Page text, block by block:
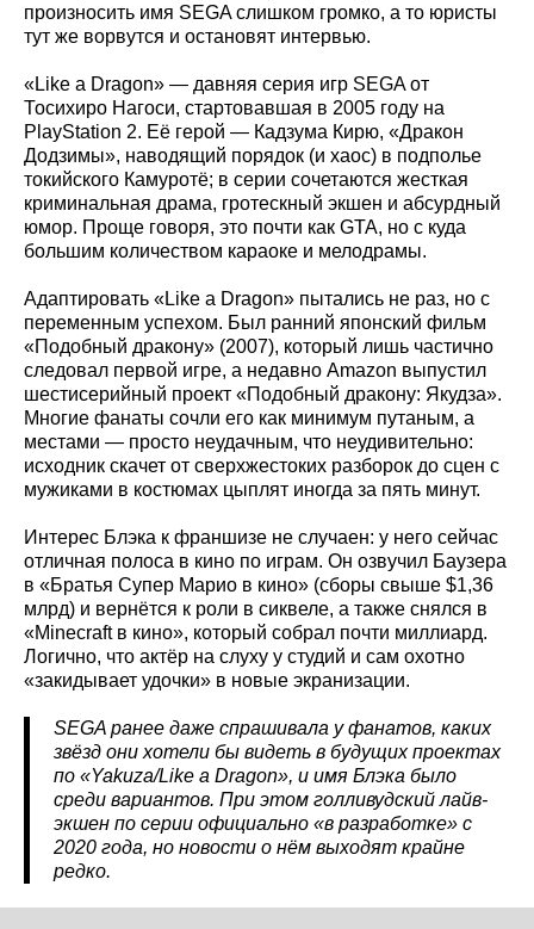
произносить имя SEGA слишком громко, а то юристы
тут же ворвутся и остановят интервью.
«Like a Dragon» — давняя серия игр SEGA от
Тосихиро Нагоси, стартовавшая в 2005 году на
PlayStation 2. Её герой — Кадзума Кирю, «Дракон
Додзимы», наводящий порядок (и хаос) в подполье
токийского Камуротё; в серии сочетаются жесткая
криминальная драма, гротескный экшен и абсурдный
юмор. Проще говоря, это почти как GTA, но с куда
большим количеством караоке и мелодрамы.
Адаптировать «Like a Dragon» пытались не раз, но с
переменным успехом. Был ранний японский фильм
«Подобный дракону» (2007), который лишь частично
следовал первой игре, а недавно Amazon выпустил
шестисерийный проект «Подобный дракону: Якудза».
Многие фанаты сочли его как минимум путаным, а
местами — просто неудачным, что неудивительно:
исходник скачет от сверхжестоких разборок до сцен с
мужиками в костюмах цыплят иногда за пять минут.
Интерес Блэка к франшизе не случаен: у него сейчас
отличная полоса в кино по играм. Он озвучил Баузера
в «Братья Супер Марио в кино» (сборы свыше $1,36
млрд) и вернётся к роли в сиквеле, а также снялся в
«Minecraft в кино», который собрал почти миллиард.
Логично, что актёр на слуху у студий и сам охотно
«закидывает удочки» в новые экранизации.
SEGA ранее даже спрашивала у фанатов, каких
звёзд они хотели бы видеть в будущих проектах
по «Yakuza/Like a Dragon», и имя Блэка было
среди вариантов. При этом голливудский лайв-
экшен по серии официально «в разработке» с
2020 года, но новости о нём выходят крайне
редко.